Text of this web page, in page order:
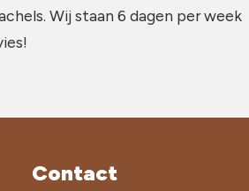
Wij staan 6 dagen per week
Contact